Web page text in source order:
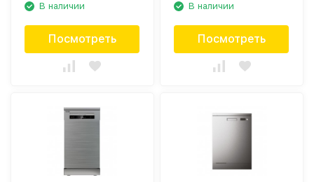
В наличии
Посмотреть
В наличии
Посмотреть